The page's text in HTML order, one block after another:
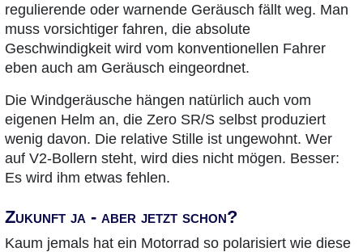
regulierende oder warnende Geräusch fällt weg. Man
muss vorsichtiger fahren, die absolute
Geschwindigkeit wird vom konventionellen Fahrer
eben auch am Geräusch eingeordnet.
Die Windgeräusche hängen natürlich auch vom
eigenen Helm an, die Zero SR/S selbst produziert
wenig davon. Die relative Stille ist ungewohnt. Wer
auf V2-Bollern steht, wird dies nicht mögen. Besser:
Es wird ihm etwas fehlen.
Zukunft ja - aber jetzt schon?
Kaum jemals hat ein Motorrad so polarisiert wie diese